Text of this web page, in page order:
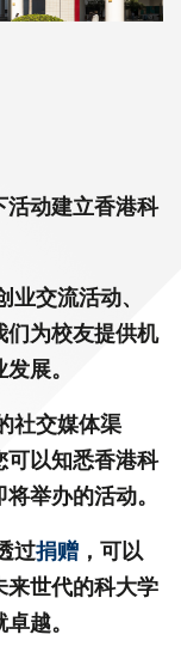
活动建立香港科
业交流活动、
们为校友提供机
展。
社交媒体渠
可以知悉香港科
举办的活动。
过捐赠 ，可以
来世代的科大学
卓越。